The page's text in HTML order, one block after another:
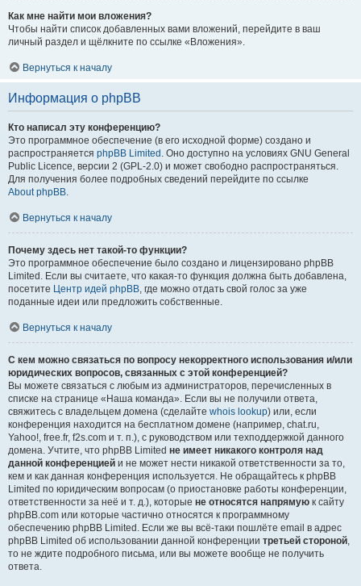
Как мне найти мои вложения?
Чтобы найти список добавленных вами вложений, перейдите в ваш
личный раздел и щёлкните по ссылке «Вложения».
Вернуться к началу
Информация о phpBB
Кто написал эту конференцию?
Это программное обеспечение (в его исходной форме) создано и
распространяется phpBB Limited . Оно доступно на условиях GNU General
Public Licence, версии 2 (GPL-2.0) и может свободно распространяться.
Для получения более подробных сведений перейдите по ссылке
About phpBB.
Вернуться к началу
Почему здесь нет такой-то функции?
Это программное обеспечение было создано и лицензировано phpBB
Limited. Если вы считаете, что какая-то функция должна быть добавлена,
посетите Центр идей phpBB, где можно отдать свой голос за уже
поданные идеи или предложить собственные.
Вернуться к началу
С кем можно связаться по вопросу некорректного использования и/или
юридических вопросов, связанных с этой конференцией?
Вы можете связаться с любым из администраторов, перечисленных в
списке на странице «Наша команда». Если вы не получили ответа,
свяжитесь с владельцем домена (сделайте whois lookup) или, если
конференция находится на бесплатном домене (например, chat.ru,
Yahoo!, free.fr, f2s.com и т. п.), с руководством или техподдержкой данного
домена. Учтите, что phpBB Limited не имеет никакого контроля над
данной конференцией и не может нести никакой ответственности за то,
кем и как данная конференция используется. Не обращайтесь к phpBB
Limited по юридическим вопросам (о приостановке работы конференции,
ответственности за неё и т. д.), которые не относятся напрямую к сайту
phpBB.com или которые частично относятся к программному
обеспечению phpBB Limited. Если же вы всё-таки пошлёте email в адрес
phpBB Limited об использовании данной конференции третьей стороной,
то не ждите подробного письма, или вы можете вообще не получить
ответа.